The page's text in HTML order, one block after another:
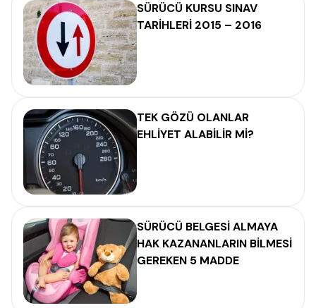
SÜRÜCÜ KURSU SINAV
TARİHLERİ 2015 – 2016
TEK GÖZÜ OLANLAR
EHLİYET ALABİLİR Mİ?
SÜRÜCÜ BELGESİ ALMAYA
HAK KAZANANLARIN BİLMESİ
GEREKEN 5 MADDE